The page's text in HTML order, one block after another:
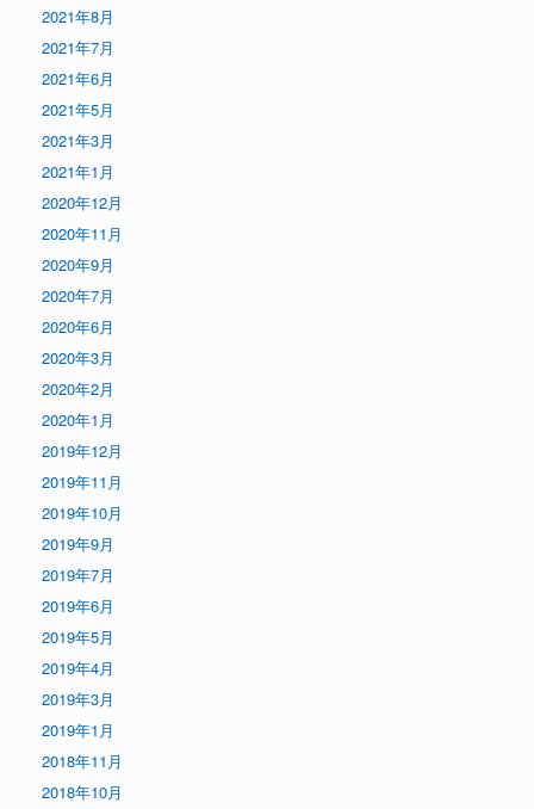
2021年8月
2021年7月
2021年6月
2021年5月
2021年3月
2021年1月
2020年12月
2020年11月
2020年9月
2020年7月
2020年6月
2020年3月
2020年2月
2020年1月
2019年12月
2019年11月
2019年10月
2019年9月
2019年7月
2019年6月
2019年5月
2019年4月
2019年3月
2019年1月
2018年11月
2018年10月